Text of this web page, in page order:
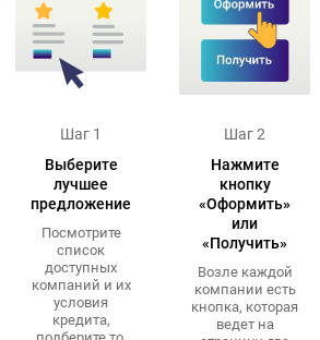
Шаг 1
Выберите
лучшее
предложение
Посмотрите
список
доступных
компаний и их
условия
кредита,
Шаг 2
Нажмите
кнопку
«Оформить»
или
«Получить»
Возле каждой
компании есть
кнопка, которая
ведет на